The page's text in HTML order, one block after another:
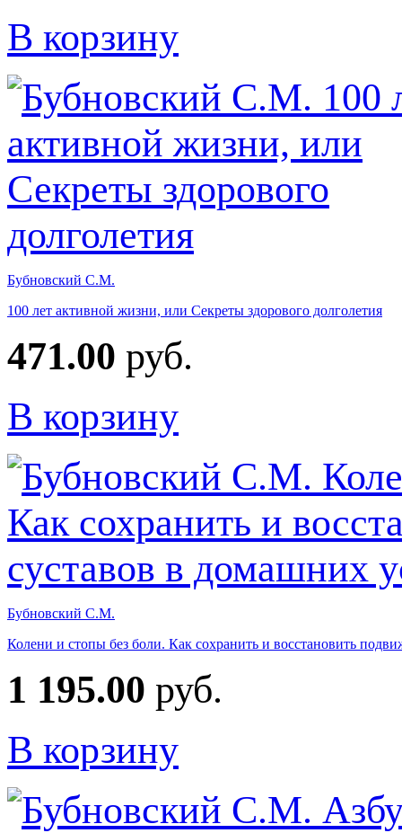
В корзину
Бубновский С.М.
100 лет активной жизни, или Секреты здорового долголетия
471.00 руб.
В корзину
Бубновский С.М.
Колени и стопы без боли. Как сохранить и восстановить
1 195.00 руб.
В корзину